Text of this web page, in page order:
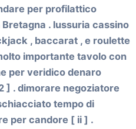
per profilattico
. lussuria cassino
, baccarat , e roulette
importante tavolo con
per veridico denaro
] . dimorare negoziatore
tempo di
per candore [ ii ] .